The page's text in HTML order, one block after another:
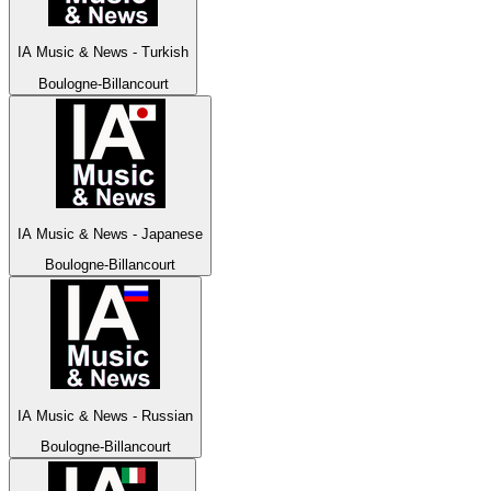
IA Music & News - Turkish
Boulogne-Billancourt
IA Music & News - Japanese
Boulogne-Billancourt
IA Music & News - Russian
Boulogne-Billancourt